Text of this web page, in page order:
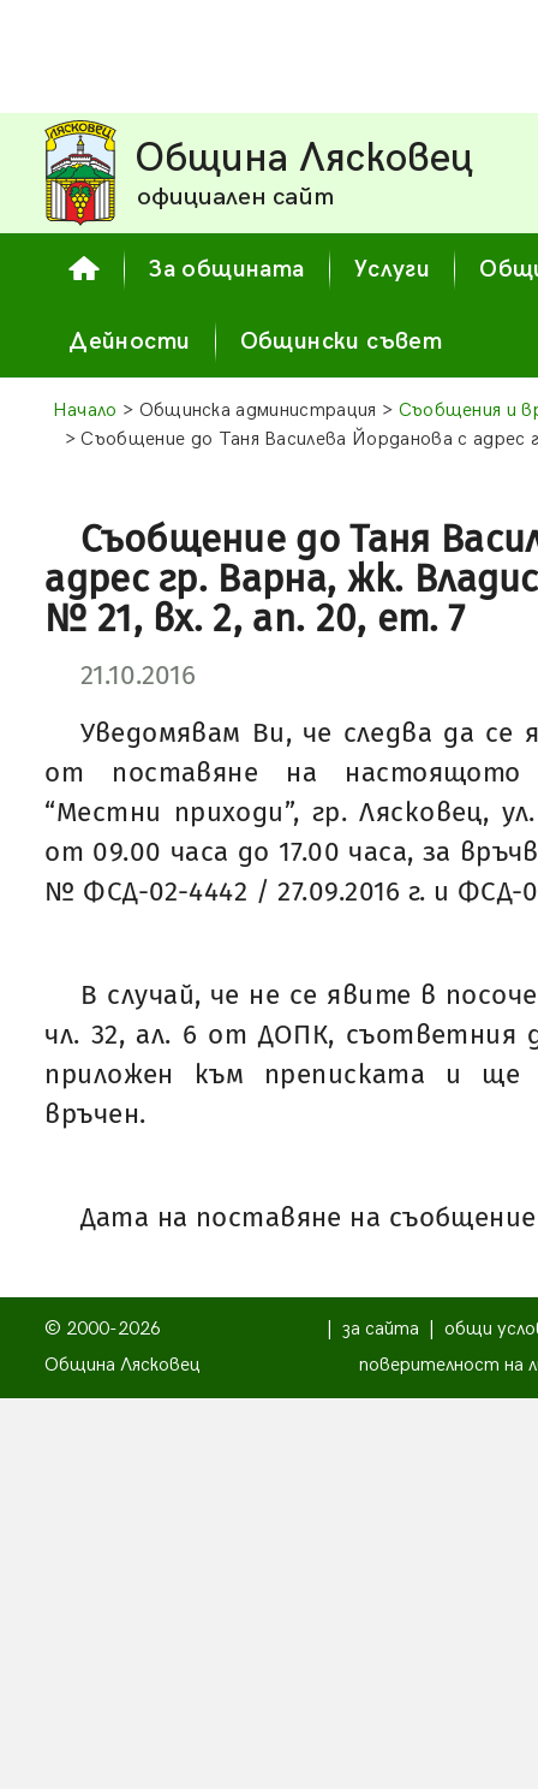
Община Лясковец
официален сайт
За общината Услуги
Дейности Общински съвет
Начало > Общинска администрация > Съобщения и
> Съобщение до Таня Василева Йорданова с адрес
Съобщение до Таня
адрес гр. Варна, жк.
№ 21, вх. 2, ап. 20, ет. 7
21.10.2016
Уведомявам Ви, че следва да се
от поставяне на
“Местни приходи”, гр. Лясковец,
от 09.00 часа до 17.00 часа, за
№ ФСД-02-4442 / 27.09.2016 г. и ФСД-
В случай, че не се явите в
чл. 32, ал. 6 от ДОПК,
приложен към преписката и ще
връчен.
Дата на поставяне на
© 2000-2026
Община Лясковец
за сайта
общи
поверителност на